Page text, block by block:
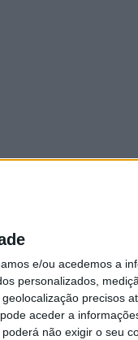
e/ou acedemos a
personalizados,
precisos
aceder a
não exigir o seu
Visão